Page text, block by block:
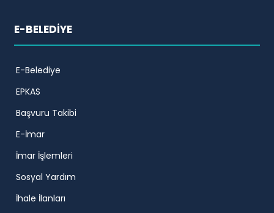
E-BELEDİYE
E-Belediye
EPKAS
Başvuru Takibi
E-İmar
İmar İşlemleri
Sosyal Yardım
İhale İlanları